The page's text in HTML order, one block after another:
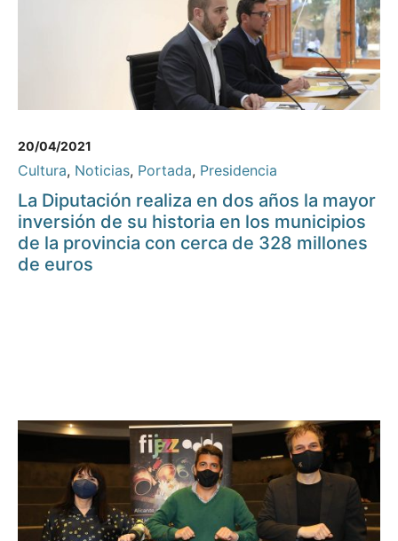
20/04/2021
Cultura, Noticias, Portada, Presidencia
La Diputación realiza en dos años la mayor
inversión de su historia en los municipios
de la provincia con cerca de 328 millones
de euros